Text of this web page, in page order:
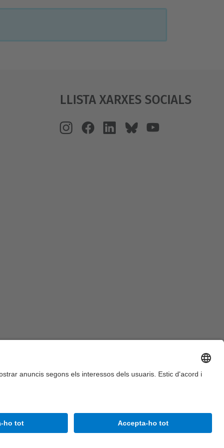
Llista Xarxes Socials
Accessibilitat Avís legal Configuració de privadesa